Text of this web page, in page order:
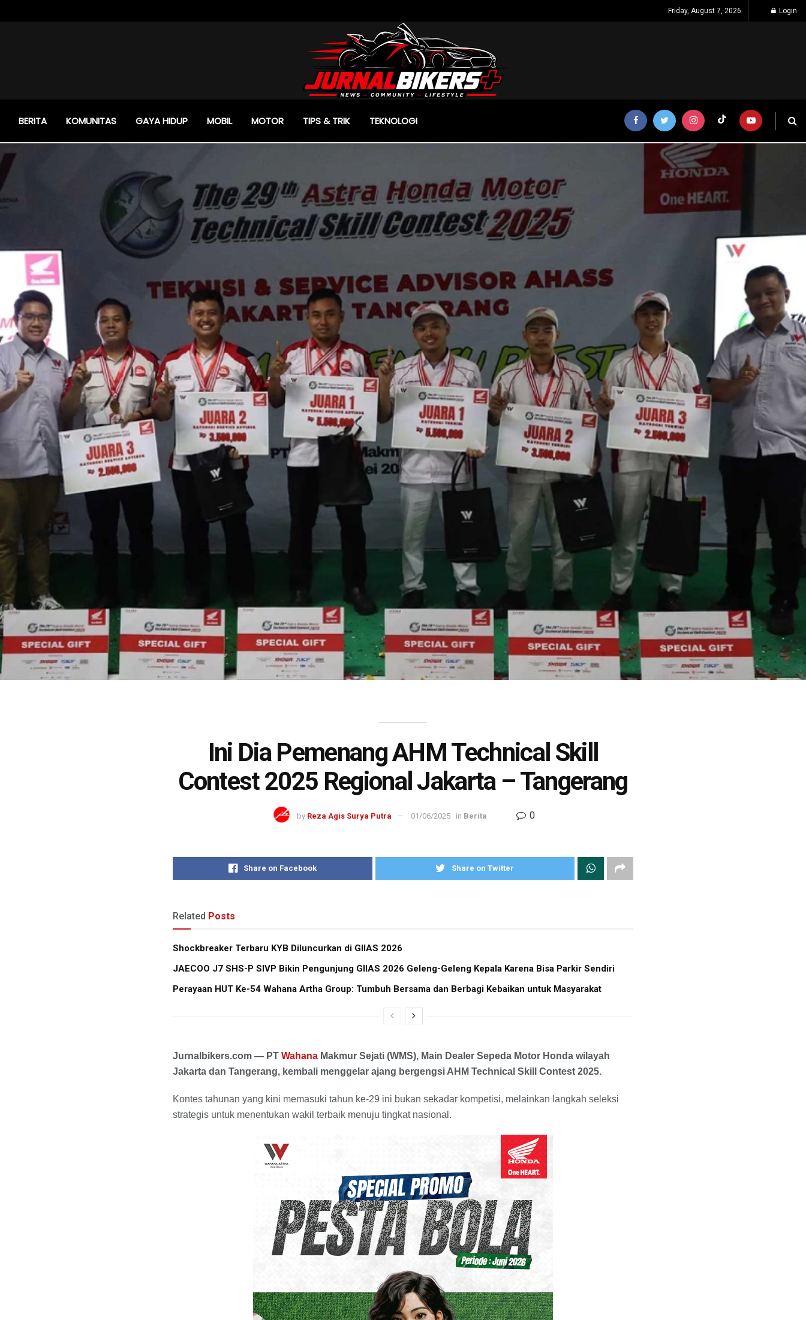
Friday, August 7, 2026 Login
BERITA KOMUNITAS GAYA HIDUP MOBIL MOTOR TIPS & TRIK TEKNOLOGI
Ini Dia Pemenang AHM Technical Skill
Contest 2025 Regional Jakarta – Tangerang
by Reza Agis Surya Putra 01/06/2025 in Berita 0
Share on Facebook Share on Twitter
Related Posts
Shockbreaker Terbaru KYB Diluncurkan di GIIAS 2026
JAECOO J7 SHS-P SIVP Bikin Pengunjung GIIAS 2026 Geleng-Geleng Kepala Karena Bisa Parkir Sendiri
Perayaan HUT Ke-54 Wahana Artha Group: Tumbuh Bersama dan Berbagi Kebaikan untuk Masyarakat
Jurnalbikers.com — PT Wahana Makmur Sejati (WMS), Main Dealer Sepeda Motor Honda wilayah
Jakarta dan Tangerang, kembali menggelar ajang bergengsi AHM Technical Skill Contest 2025.
Kontes tahunan yang kini memasuki tahun ke-29 ini bukan sekadar kompetisi, melainkan langkah seleksi
strategis untuk menentukan wakil terbaik menuju tingkat nasional.